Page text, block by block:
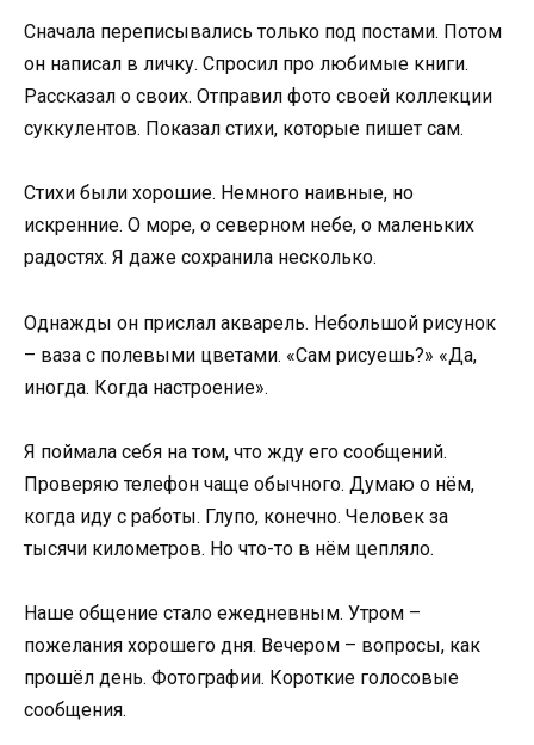
Сначала переписывались только под постами. Потом
он написал в личку. Спросил про любимые книги.
Рассказал о своих. Отправил фото своей коллекции
суккулентов. Показал стихи, которые пишет сам.
Стихи были хорошие. Немного наивные, но
искренние. О море, о северном небе, о маленьких
радостях. Я даже сохранила несколько.
Однажды он прислал акварель. Небольшой рисунок
– ваза с полевыми цветами. «Сам рисуешь?» «Да,
иногда. Когда настроение».
Я поймала себя на том, что жду его сообщений.
Проверяю телефон чаще обычного. Думаю о нём,
когда иду с работы. Глупо, конечно. Человек за
тысячи километров. Но что-то в нём цепляло.
Наше общение стало ежедневным. Утром –
пожелания хорошего дня. Вечером – вопросы, как
прошёл день. Фотографии. Короткие голосовые
сообщения.